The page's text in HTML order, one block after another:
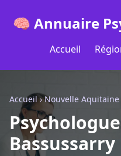
🧠 Annuaire
Accueil
Accueil ›Nouvelle Aquitaine
Bassussarry